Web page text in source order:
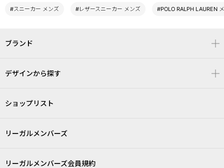
#スニーカー メンズ #レザースニーカー メンズ #POLO RALPH LAUREN
ブランド
デザインから探す
ショップリスト
リーガルメンバーズ
リーガルメンバーズ会員規約